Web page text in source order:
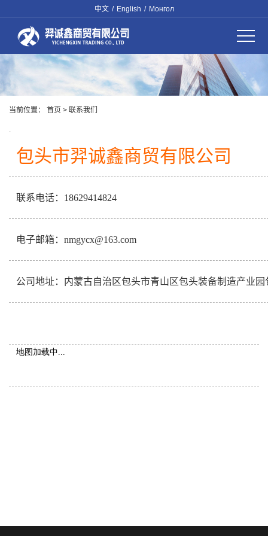
中文 / English / Монгол
当前位置： 首页 > 联系我们
.
包头市羿诚鑫商贸有限公司
联系电话：18629414824
电子邮箱：nmgycx@163.com
公司地址：内蒙古自治区包头市青山区包头装备制造产业